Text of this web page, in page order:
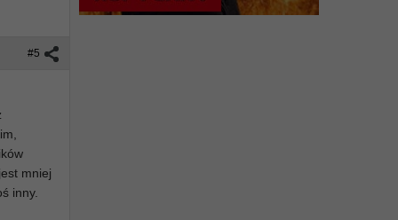
#5
mniej
inny.